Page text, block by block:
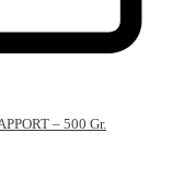
– 500 Gr.